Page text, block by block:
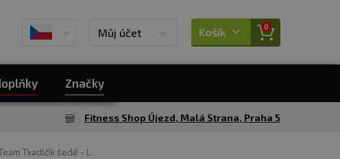
Můj účet Košík 0
Značky
Fitness Shop Újezd, Malá Strana, Praha 5
Tkadlčík šedé - L